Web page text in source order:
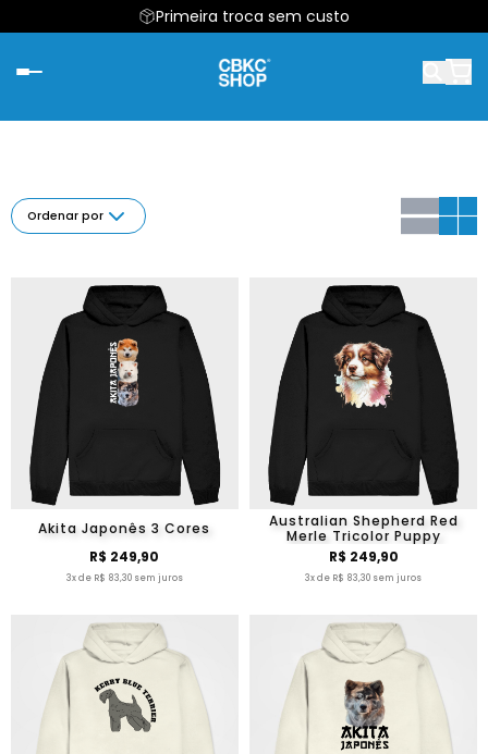
Primeira troca sem custo
Ordenar por
Akita Japonês 3 Cores
R$ 249,90
3x de R$ 83,30 sem juros
Australian Shepherd Red
Merle Tricolor Puppy
R$ 249,90
3x de R$ 83,30 sem juros